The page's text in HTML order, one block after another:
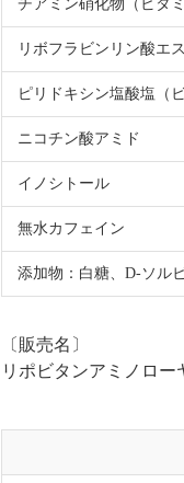
チアミン硝化物（ビタ
リボフラビンリン酸エ
ピリドキシン塩酸塩（
ニコチン酸アミド
イノシトール
無水カフェイン
添加物：白糖、D-ソル
〔販売名〕
リポビタンアミノロー